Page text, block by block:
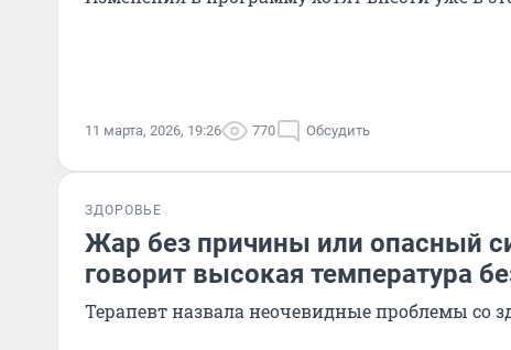
11 марта, 2026, 19:26 770 Обсудить
ЗДОРОВЬЕ
Жар без причины или опасный
говорит высокая температура
Терапевт назвала неочевидные проблемы со